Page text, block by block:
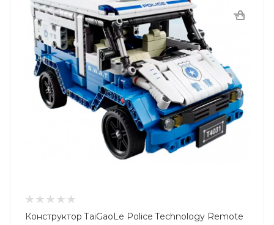
Конструктор TaiGaoLe Police Technology Remote